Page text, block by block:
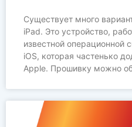
Существует много
iPad. Это устройство,
известной операционной
iOS, которая частенько
Apple. Прошивку можно